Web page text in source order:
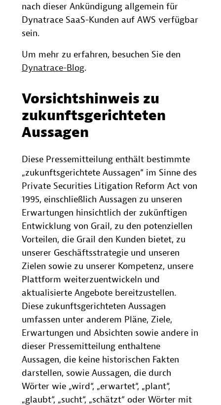
nach dieser Ankündigung allgemein für
Dynatrace SaaS-Kunden auf AWS verfügbar
sein.
Um mehr zu erfahren, besuchen Sie den
Dynatrace-Blog.
Vorsichtshinweis zu
zukunftsgerichteten
Aussagen
Diese Pressemitteilung enthält bestimmte
„zukunftsgerichtete Aussagen“ im Sinne des
Private Securities Litigation Reform Act von
1995, einschließlich Aussagen zu unseren
Erwartungen hinsichtlich der zukünftigen
Entwicklung von Grail, zu den potenziellen
Vorteilen, die Grail den Kunden bietet, zu
unserer Geschäftsstrategie und unseren
Zielen sowie zu unserer Kompetenz, unsere
Plattform weiterzuentwickeln und
aktualisierte Angebote bereitzustellen.
Diese zukunftsgerichteten Aussagen
umfassen unter anderem Pläne, Ziele,
Erwartungen und Absichten sowie andere in
dieser Pressemitteilung enthaltene
Aussagen, die keine historischen Fakten
darstellen, sowie Aussagen, die durch
Wörter wie „wird“, „erwartet“, „plant“,
„glaubt“, „sucht“, „schätzt“ oder Wörter mit